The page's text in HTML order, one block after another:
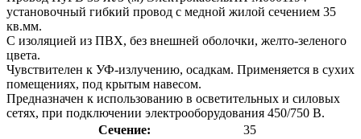
установочный гибкий провод с медной жилой сечением 35
кв.мм.
С изоляцией из ПВХ, без внешней оболочки, желто-зеленого
цвета.
Чувствителен к УФ-излучению, осадкам. Применяется в сухих
помещениях, под крытым навесом.
Предназначен к использованию в осветительных и силовых
сетях, при подключении электрооборудования 450/750 В.
Сечение:
35